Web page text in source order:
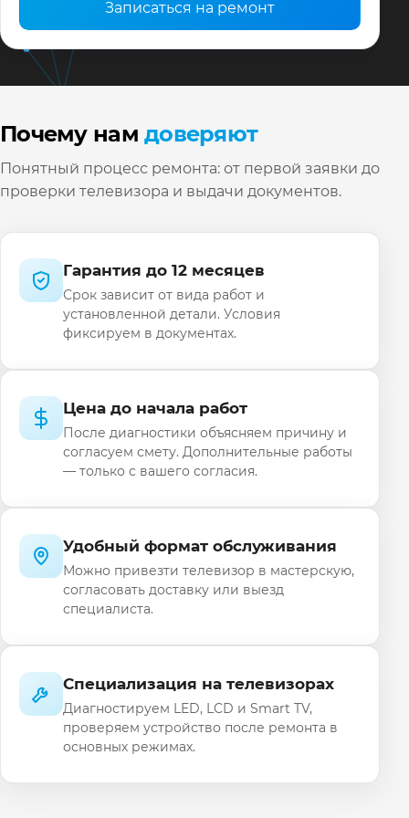
Записаться на ремонт
Почему намдоверяют
Понятный процесс ремонта: от первой заявки до
проверки телевизора и выдачи документов.
Гарантия до 12 месяцев
Срок зависит от вида работ и
установленной детали. Условия
фиксируем в документах.
Цена до начала работ
После диагностики объясняем причину и
согласуем смету. Дополнительные работы
— только с вашего согласия.
Удобный формат обслуживания
Можно привезти телевизор в мастерскую,
согласовать доставку или выезд
специалиста.
Специализация на телевизорах
Диагностируем LED, LCD и Smart TV,
проверяем устройство после ремонта в
основных режимах.